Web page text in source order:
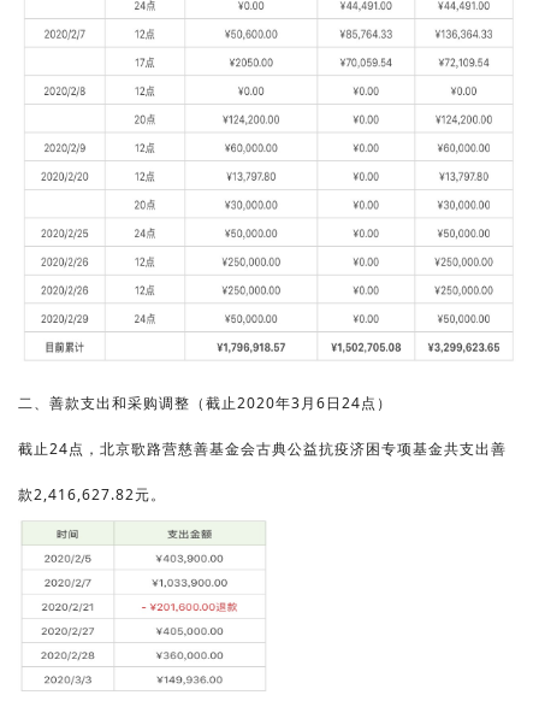
二、善款支出和采购调整（截止2020年3月6日24点）
截止24点，北京歌路营慈善基金会古典公益抗疫济困专项基金共支出善
款2,416,627.82元。